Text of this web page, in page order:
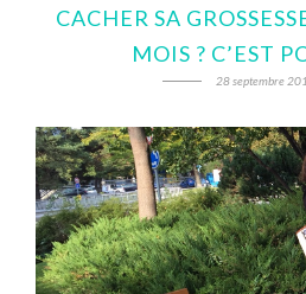
CACHER SA
MOIS ? C’EST
28 septembre